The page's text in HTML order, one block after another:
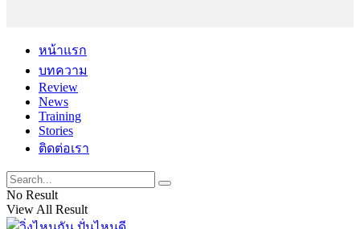
หน้าแรก
บทความ
Review
News
Training
Stories
ติดต่อเรา
No Result
View All Result